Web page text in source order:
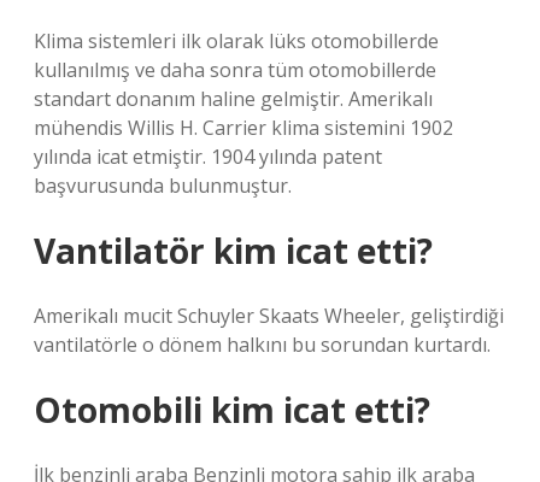
Klima sistemleri ilk olarak lüks otomobillerde
kullanılmış ve daha sonra tüm otomobillerde
standart donanım haline gelmiştir. Amerikalı
mühendis Willis H. Carrier klima sistemini 1902
yılında icat etmiştir. 1904 yılında patent
başvurusunda bulunmuştur.
Vantilatör kim icat etti?
Amerikalı mucit Schuyler Skaats Wheeler, geliştirdiği
vantilatörle o dönem halkını bu sorundan kurtardı.
Otomobili kim icat etti?
İlk benzinli araba Benzinli motora sahip ilk araba